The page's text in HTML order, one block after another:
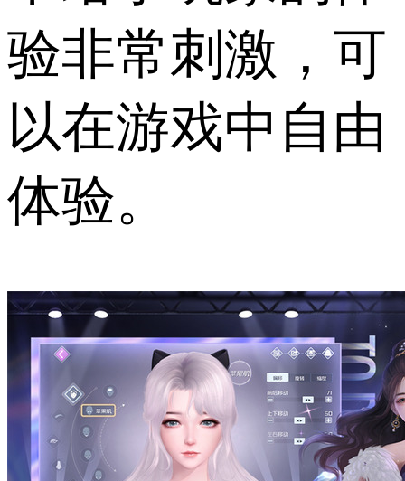
验非常刺激，可
以在游戏中自由
体验。